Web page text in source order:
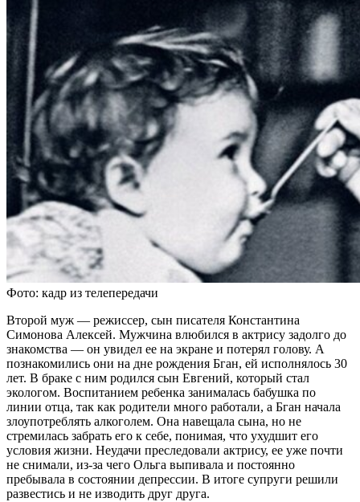
Фото: кадр из телепередачи
Второй муж — режиссер, сын писателя Константина
Симонова Алексей. Мужчина влюбился в актрису задолго до
знакомства — он увидел ее на экране и потерял голову. А
познакомились они на дне рождения Бган, ей исполнялось 30
лет. В браке с ним родился сын Евгений, который стал
экологом. Воспитанием ребенка занималась бабушка по
линии отца, так как родители много работали, а Бган начала
злоупотреблять алкоголем. Она навещала сына, но не
стремилась забрать его к себе, понимая, что ухудшит его
условия жизни. Неудачи преследовали актрису, ее уже почти
не снимали, из-за чего Ольга выпивала и постоянно
пребывала в состоянии депрессии. В итоге супруги решили
развестись и не изводить друг друга.